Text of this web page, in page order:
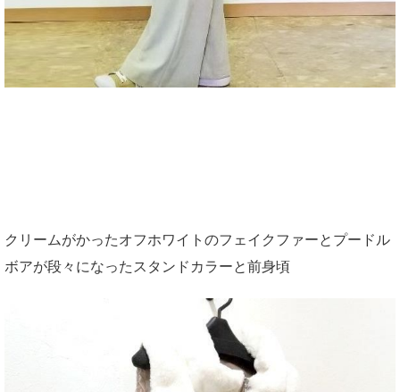
クリームがかったオフホワイトのフェイクファーとプードル
ボアが段々になったスタンドカラーと前身頃